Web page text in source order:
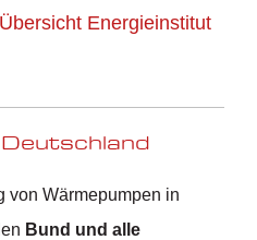
Übersicht Energieinstitut
von Wärmepumpen in
Bund und alle